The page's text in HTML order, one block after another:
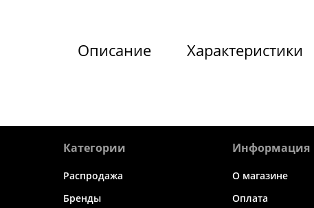
Описание Характеристики
Категории
Распродажа
Бренды
Информация
О магазине
Оплата